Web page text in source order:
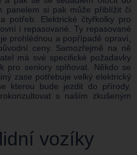
panelem si pak může přiblížit či
potřeb. Elektrické čtyřkolky pro
i repasované. Ty repasované
prohlédnou a popřípadě opraví,
ceny. Samozřejmě na ně
má své specifické požadavky
pro seniory splňovat. Někdo se
zase potřebuje velký elektrický
kterou bude jezdit do přírody.
s naším zkušeným
vozíky